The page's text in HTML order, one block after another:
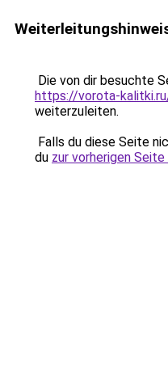
Die von dir besuchte
https://vorota-
weiterzuleiten.
Falls du diese Seite
du zur vorherigen